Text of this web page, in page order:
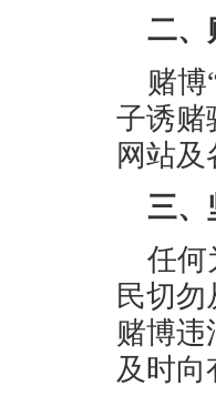
二、
赌博
子诱赌
网站及
三、
任何
民切
赌博违
及时向